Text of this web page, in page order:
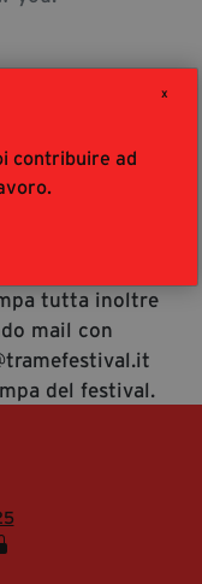
X
contribuire ad
ai
accesso-
tutta inoltre
mail con
del festival.